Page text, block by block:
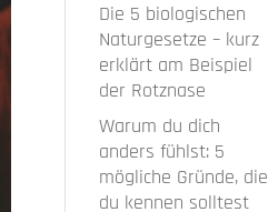
Die 5 biologischen
Naturgesetze – kurz
erklärt am Beispiel
der Rotznase
Warum du dich
anders fühlst: 5
mögliche Gründe, die
du kennen solltest